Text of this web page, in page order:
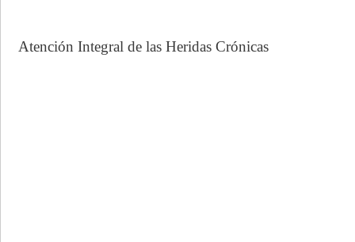
Atención Integral de las Heridas Crónicas